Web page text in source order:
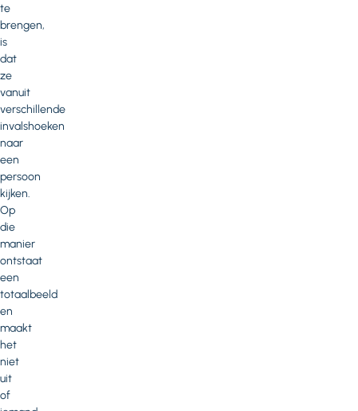
te
brengen,
is
dat
ze
vanuit
verschillende
invalshoeken
naar
een
persoon
kijken.
Op
die
manier
ontstaat
een
totaalbeeld
en
maakt
het
niet
uit
of